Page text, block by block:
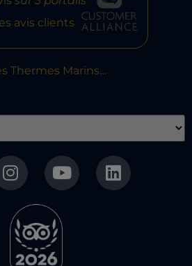
avis clients
Thermes Marins…